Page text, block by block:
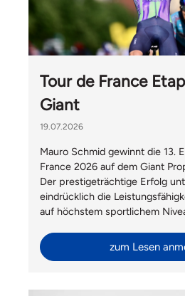
Tour de France
Giant
19.07.2026
Mauro Schmid gewinnt die 13.
France 2026 auf dem Giant
Der prestigeträchtige Erfolg
eindrücklich die
auf höchstem sportlichem
zum Lesen